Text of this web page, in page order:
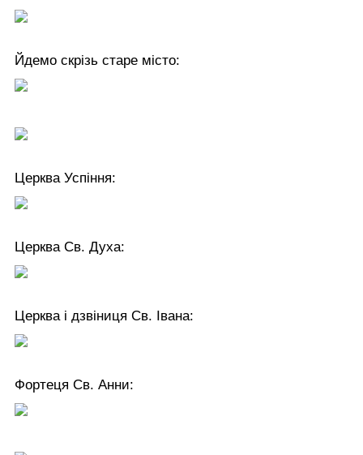
Йдемо скрізь старе місто:
Церква Успіння:
Церква Св. Духа:
Церква і дзвіниця Св. Івана:
Фортеця Св. Анни: